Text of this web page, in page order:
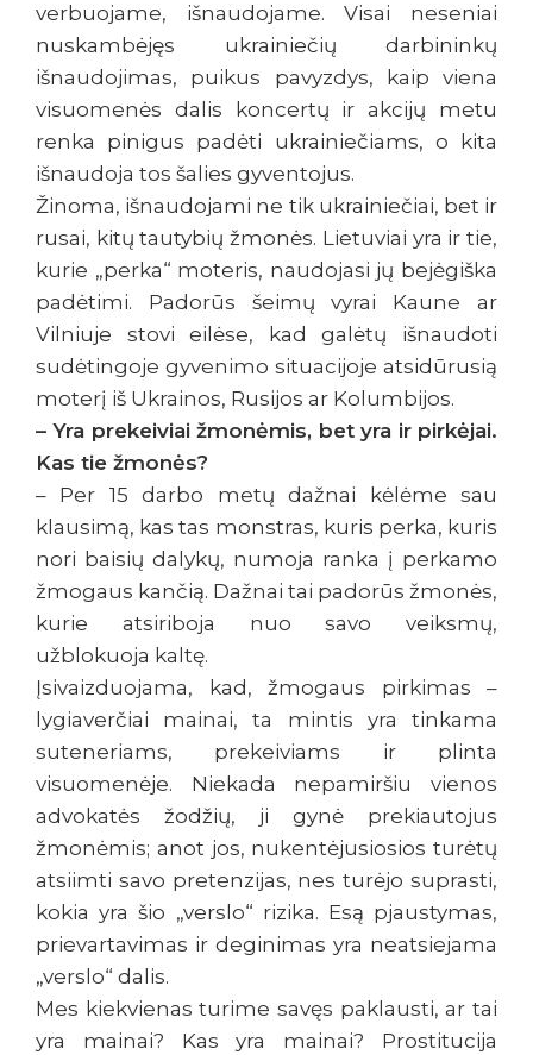
verbuojame, išnaudojame. Visai neseniai
nuskambėjęs ukrainiečių darbininkų
išnaudojimas, puikus pavyzdys, kaip viena
visuomenės dalis koncertų ir akcijų metu
renka pinigus padėti ukrainiečiams, o kita
išnaudoja tos šalies gyventojus.
Žinoma, išnaudojami ne tik ukrainiečiai, bet ir
rusai, kitų tautybių žmonės. Lietuviai yra ir tie,
kurie „perka“ moteris, naudojasi jų bejėgiška
padėtimi. Padorūs šeimų vyrai Kaune ar
Vilniuje stovi eilėse, kad galėtų išnaudoti
sudėtingoje gyvenimo situacijoje atsidūrusią
moterį iš Ukrainos, Rusijos ar Kolumbijos.
– Yra prekeiviai žmonėmis, bet yra ir pirkėjai.
Kas tie žmonės?
– Per 15 darbo metų dažnai kėlėme sau
klausimą, kas tas monstras, kuris perka, kuris
nori baisių dalykų, numoja ranka į perkamo
žmogaus kančią. Dažnai tai padorūs žmonės,
kurie atsiriboja nuo savo veiksmų,
užblokuoja kaltę.
Įsivaizduojama, kad, žmogaus pirkimas –
lygiaverčiai mainai, ta mintis yra tinkama
suteneriams, prekeiviams ir plinta
visuomenėje. Niekada nepamiršiu vienos
advokatės žodžių, ji gynė prekiautojus
žmonėmis; anot jos, nukentėjusiosios turėtų
atsiimti savo pretenzijas, nes turėjo suprasti,
kokia yra šio „verslo“ rizika. Esą pjaustymas,
prievartavimas ir deginimas yra neatsiejama
„verslo“ dalis.
Mes kiekvienas turime savęs paklausti, ar tai
yra mainai? Kas yra mainai? Prostitucija